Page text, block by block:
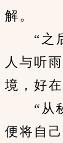
解。
“之后
人与听
境，好
“从秘
便将自